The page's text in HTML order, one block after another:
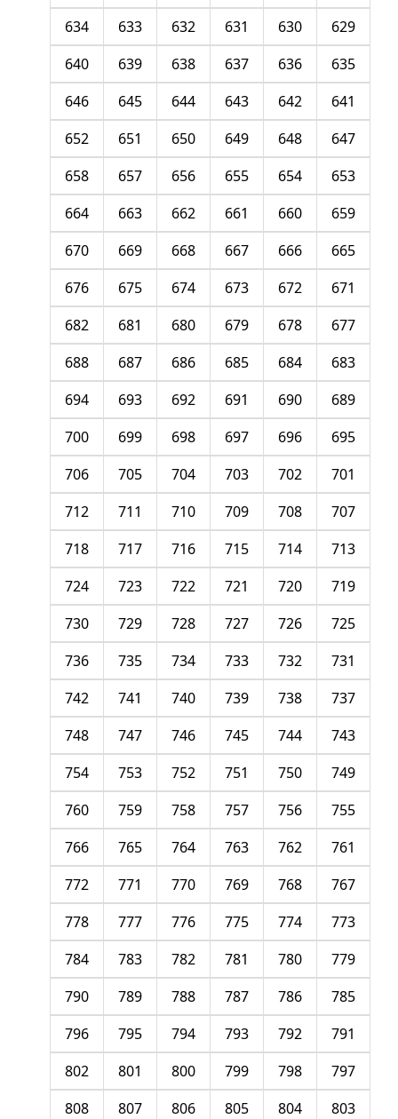
629
630
631
632
633
634
635
636
637
638
639
640
641
642
643
644
645
646
647
648
649
650
651
652
653
654
655
656
657
658
659
660
661
662
663
664
665
666
667
668
669
670
671
672
673
674
675
676
677
678
679
680
681
682
683
684
685
686
687
688
689
690
691
692
693
694
695
696
697
698
699
700
701
702
703
704
705
706
707
708
709
710
711
712
713
714
715
716
717
718
719
720
721
722
723
724
725
726
727
728
729
730
731
732
733
734
735
736
737
738
739
740
741
742
743
744
745
746
747
748
749
750
751
752
753
754
755
756
757
758
759
760
761
762
763
764
765
766
767
768
769
770
771
772
773
774
775
776
777
778
779
780
781
782
783
784
785
786
787
788
789
790
791
792
793
794
795
796
797
798
799
800
801
802
803
804
805
806
807
808